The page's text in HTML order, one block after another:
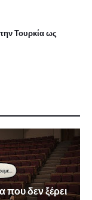
Τουρκία ως
δεν ξέρει